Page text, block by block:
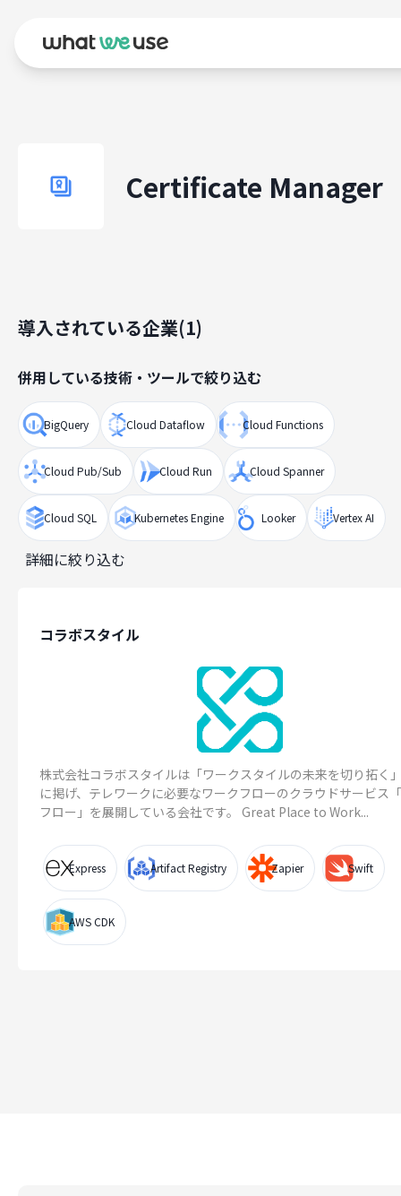
Certificate Manager
導入されている企業(1)
併用している技術・ツールで絞り込む
BigQuery Cloud Dataflow Cloud Functions
Cloud Pub/Sub Cloud Run Cloud Spanner
Cloud SQL Kubernetes Engine Looker Vertex AI
詳細に絞り込む
コラボスタイル
株式会社コラボスタイルは「ワークスタイルの未来を切り拓く
に掲げ、テレワークに必要なワークフローのクラウドサービス
フロー」を展開している会社です。 Great Place to Work...
Express Artifact Registry Zapier Swift
AWS CDK